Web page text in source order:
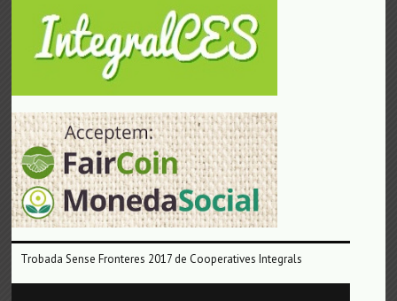
Trobada Sense Fronteres 2017 de Cooperatives Integrals